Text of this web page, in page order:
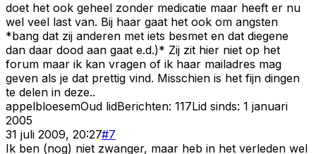
doet het ook geheel zonder medicatie maar heeft er nu
wel veel last van. Bij haar gaat het ook om angsten
*bang dat zij anderen met iets besmet en dat diegene
dan daar dood aan gaat e.d.)* Zij zit hier niet op het
forum maar ik kan vragen of ik haar mailadres mag
geven als je dat prettig vind. Misschien is het fijn dingen
te delen in deze..
appelbloesemOud lidBerichten: 117Lid sinds: 1 januari
2005
31 juli 2009, 20:27#7
Ik ben (nog) niet zwanger, maar heb in het verleden wel